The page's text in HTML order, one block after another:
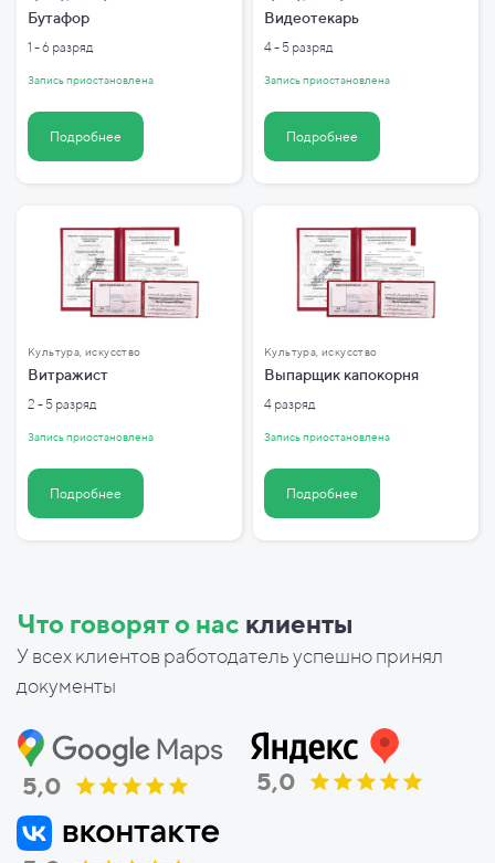
Бутафор
1 - 6 разряд
Запись приостановлена
Подробнее
Видеотекарь
4 - 5 разряд
Запись приостановлена
Подробнее
Культура, искусство
Витражист
2 - 5 разряд
Запись приостановлена
Подробнее
Культура, искусство
Выпарщик капокорня
4 разряд
Запись приостановлена
Подробнее
Что говорят о нас клиенты
У всех клиентов работодатель успешно принял
документы
5,0 5,0